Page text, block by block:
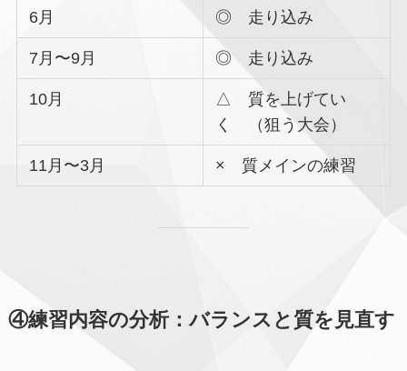
6月 ◎ 走り込み
7月〜9月 ◎ 走り込み
10月
△ 質を上げてい
く （狙う大会）
11月〜3月 × 質メインの練習
④練習内容の分析：バランスと質を見直す